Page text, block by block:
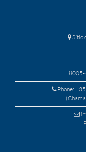
Sítio
8005-
Phone: